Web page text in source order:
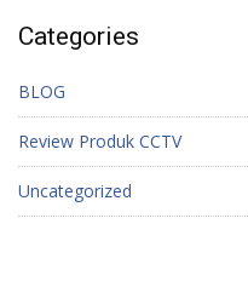
Categories
BLOG
Review Produk CCTV
Uncategorized